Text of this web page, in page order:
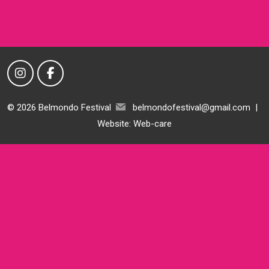
© 2026 Belmondo Festival belmondofestival@gmail.com |
Website: Web-care